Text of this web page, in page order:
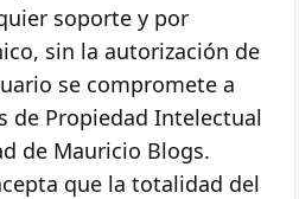
soporte y por
sin la autorización de
se compromete a
de Propiedad Intelectual
de Mauricio Blogs.
que la totalidad del